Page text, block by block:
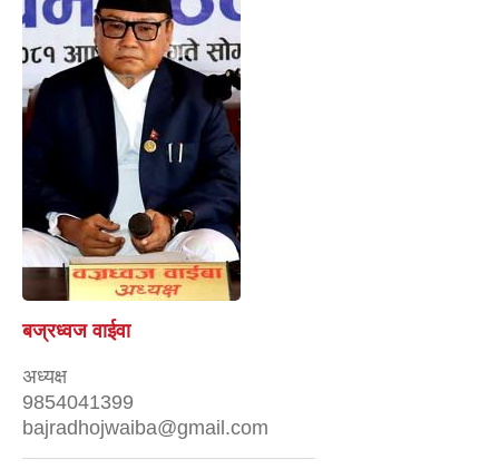
बज्रध्वज वाईवा
अध्यक्ष
9854041399
bajradhojwaiba@gmail.com